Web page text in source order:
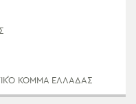
ΚΌΜΜΑ ΕΛΛΆΔΑΣ